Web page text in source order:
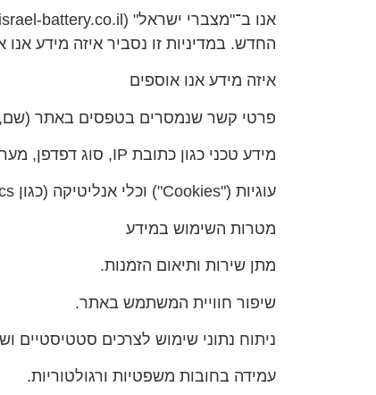
החדש. במדיניות זו נסביר איזה מידע אנו
איזה מידע אנו אוספים
פרטי קשר שנמסרים בטפסים באתר (שם,
מידע טכני כגון כתובת IP, סוג דפדפן, מערכת הפעלה ונתוני גלישה.
עוגיות ("Cookies") וכלי אנליטיקה (כגון Google Analytics) לצורך ניתוח ושיפור חווית המשתמש.
מטרות השימוש במידע
מתן שירות ותיאום הזמנות.
שיפור חוויית המשתמש באתר.
ניתוח נתוני שימוש לצרכים סטטיסטיים
עמידה בחובות משפטיות ורגולטוריות.